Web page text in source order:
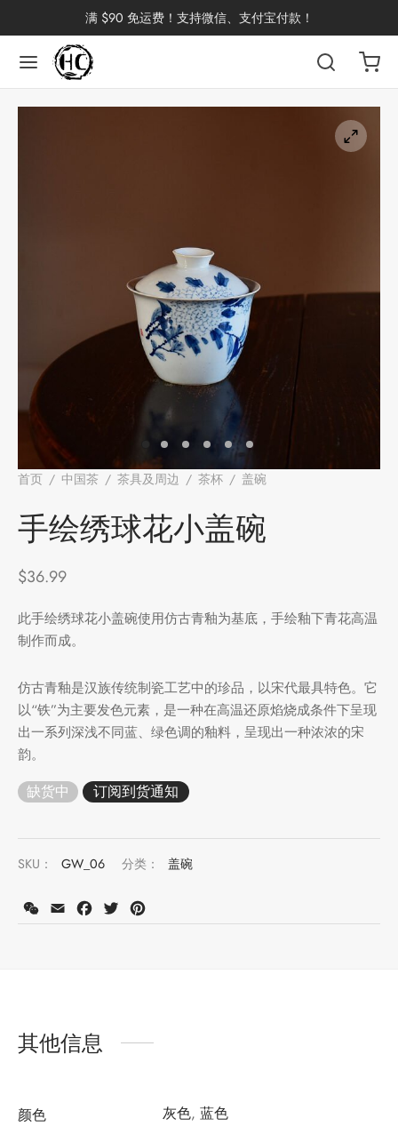
满 $90 免运费！支持微信、支付宝付款！
首页 / 中国茶 / 茶具及周边 / 茶杯 / 盖碗
手绘绣球花小盖碗
$36.99
此手绘绣球花小盖碗使用仿古青釉为基底，手绘釉下青花高温
制作而成。
仿古青釉是汉族传统制瓷工艺中的珍品，以宋代最具特色。它
以“铁”为主要发色元素，是一种在高温还原焰烧成条件下呈现
出一系列深浅不同蓝、绿色调的釉料，呈现出一种浓浓的宋
韵。
缺货中
SKU： GW_06 分类： 盖碗
WeChat
Email Facebook
Twitter
其他信息
颜色 灰色, 蓝色
返回
国茶
分类
因含量分类
分类
返回
返回
返回
返回
返回
返回
返回
储
返回